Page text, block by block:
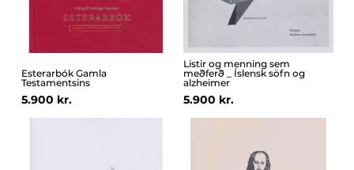
Esterarbók Gamla
Testamentsins
5.900 kr.
Listir og menning sem
meðferð _ Íslensk söfn og
alzheimer
5.900 kr.